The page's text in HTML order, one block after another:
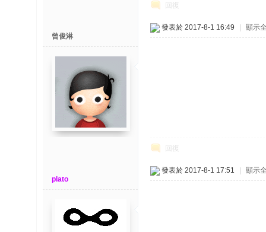
回復
曾俊淋
發表於 2017-8-1 16:49 顯示
回復
plato
發表於 2017-8-1 17:51 顯示